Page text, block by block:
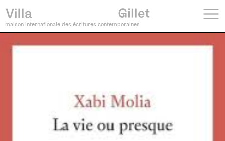
maison internationale des écritures contemporaines